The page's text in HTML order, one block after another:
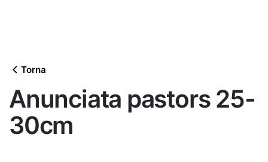
Torna
Anunciata pastors 25-
30cm